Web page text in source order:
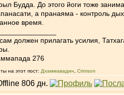
Будда. До этого йоги тоже
а пранаяма - контроль
время.
должен прилагать усилия,
276
на этот пост: Дхаммавадин Crimson